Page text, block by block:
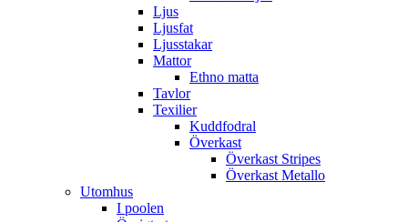
Ljus
Ljusfat
Ljusstakar
Mattor
Ethno matta
Tavlor
Texilier
Kuddfodral
Överkast
Överkast Stripes
Överkast Metallo
Utomhus
I poolen